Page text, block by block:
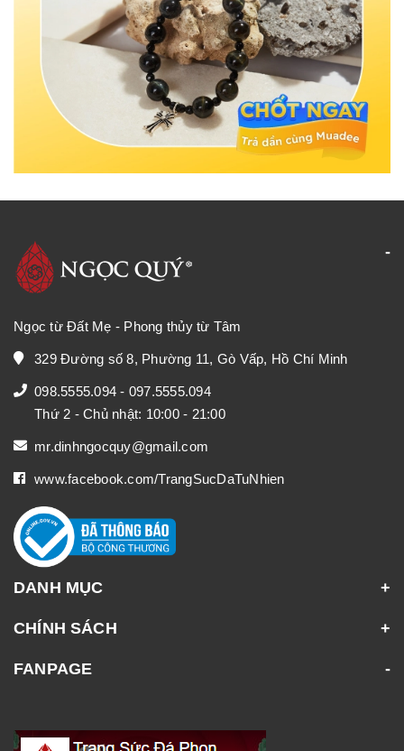
Ngọc từ Đất Mẹ - Phong thủy từ Tâm
329 Đường số 8, Phường 11, Gò Vấp, Hồ Chí Minh
098.5555.094 - 097.5555.094
Thứ 2 - Chủ nhật: 10:00 - 21:00
mr.dinhngocquy@gmail.com
www.facebook.com/TrangSucDaTuNhien
DANH MỤC
CHÍNH SÁCH
FANPAGE